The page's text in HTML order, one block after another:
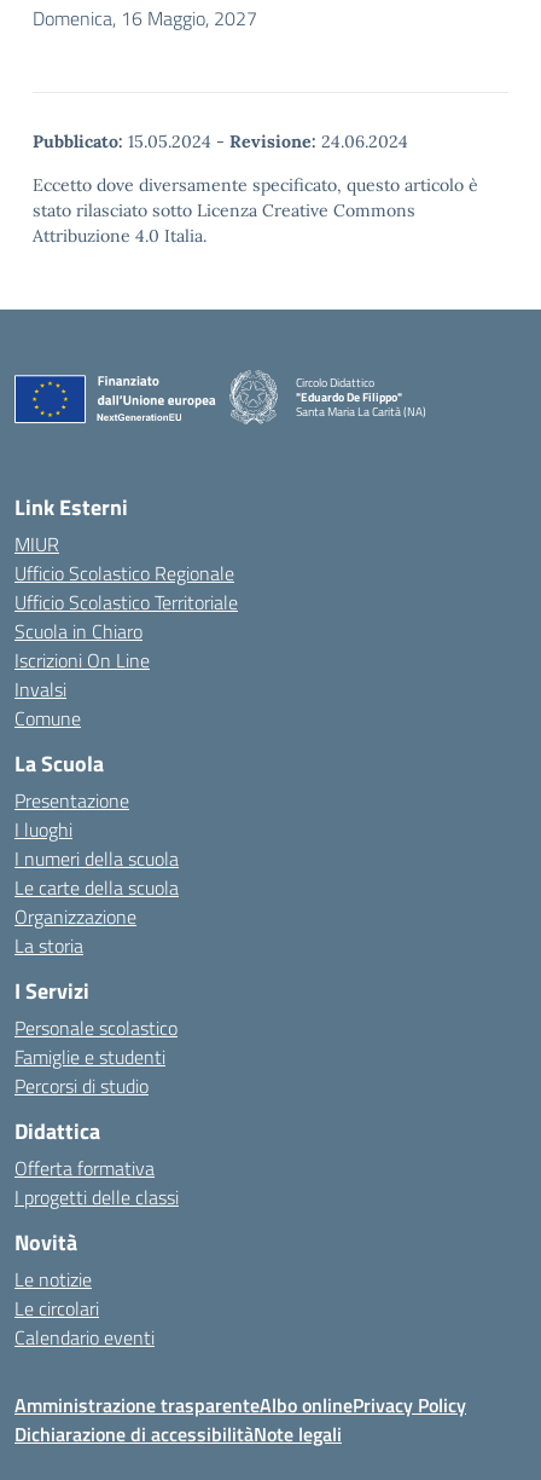
Domenica, 16 Maggio, 2027
Pubblicato: 15.05.2024 - Revisione: 24.06.2024
Eccetto dove diversamente specificato, questo articolo è
stato rilasciato sotto Licenza Creative Commons
Attribuzione 4.0 Italia.
Circolo Didattico
"Eduardo De Filippo"
Santa Maria La Carità (NA)
Link Esterni
MIUR
Ufficio Scolastico Regionale
Ufficio Scolastico Territoriale
Scuola in Chiaro
Iscrizioni On Line
Invalsi
Comune
La Scuola
Presentazione
I luoghi
I numeri della scuola
Le carte della scuola
Organizzazione
La storia
I Servizi
Personale scolastico
Famiglie e studenti
Percorsi di studio
Didattica
Offerta formativa
I progetti delle classi
Novità
Le notizie
Le circolari
Calendario eventi
Amministrazione trasparenteAlbo onlinePrivacy Policy
Dichiarazione di accessibilitàNote legali